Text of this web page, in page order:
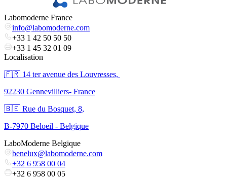
Labomoderne France
info@labomoderne.com
+33 1 42 50 50 50
+33 1 45 32 01 09
Localisation
🇫🇷 ​14 ter avenue des Louvresses,
92230 Gennevilliers- France
🇧🇪 Rue du Bosquet, 8,
B-7970 Beloeil - Belgique
LaboModerne Belgique
benelux@labomoderne.com
+32 6 958 00 04
+32 6 958 00 05